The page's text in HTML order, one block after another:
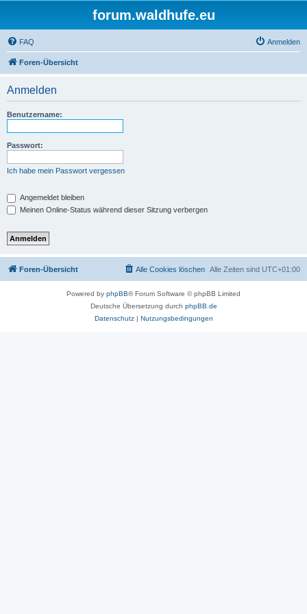
forum.waldhufe.eu
FAQ Anmelden
Foren-Übersicht
Anmelden
Benutzername:
Passwort:
Ich habe mein Passwort vergessen
Angemeldet bleiben
Meinen Online-Status während dieser Sitzung verbergen
Foren-Übersicht Alle Zeiten sind UTC+01:00
Alle Cookies löschen
Powered by phpBB® Forum Software © phpBB Limited
Deutsche Übersetzung durch phpBB.de
Datenschutz| Nutzungsbedingungen